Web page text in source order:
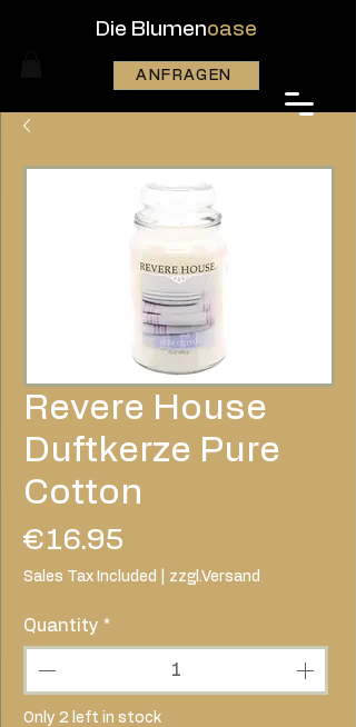
Die Blumenoase
ANFRAGEN
Revere House
Duftkerze Pure
Cotton
€16.95
Sales Tax Included zzgl.Versand
Quantity *
Only 2 left in stock